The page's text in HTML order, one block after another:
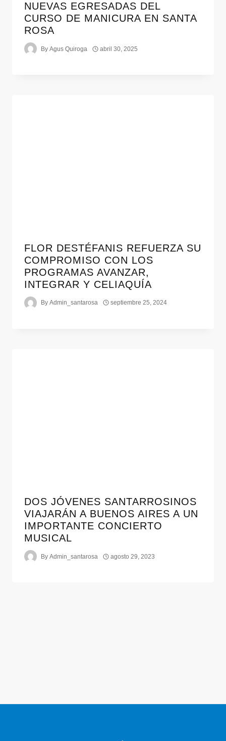
NUEVAS EGRESADAS DEL
CURSO DE MANICURA EN SANTA
ROSA
By Agus Quiroga abril 30, 2025
FLOR DESTÉFANIS REFUERZA SU
COMPROMISO CON LOS
PROGRAMAS AVANZAR,
INTEGRAR Y CELIAQUÍA
By Admin_santarosa septiembre 25, 2024
DOS JÓVENES SANTARROSINOS
VIAJARÁN A BUENOS AIRES A UN
IMPORTANTE CONCIERTO
MUSICAL
By Admin_santarosa agosto 29, 2023